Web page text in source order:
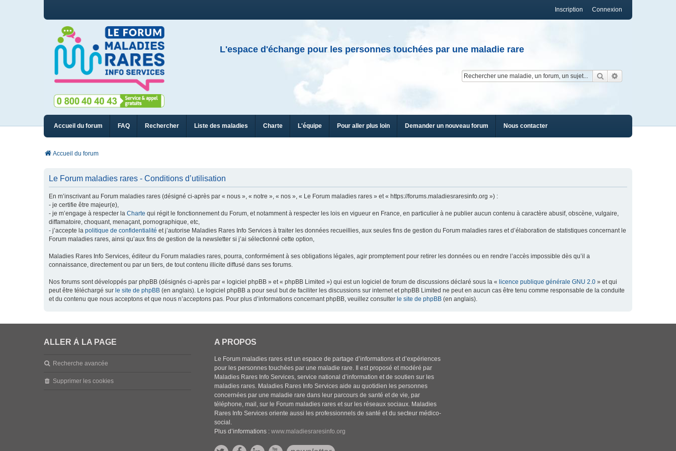
Connexion
Inscription
L'espace d'échange pour les personnes touchées par une maladie rare
Rechercher
Accueil du forum FAQ Rechercher Liste des maladies Charte L'équipe Pour aller plus loin Demander un nouveau forum Nous contacter
Accueil du forum
Le Forum maladies rares - Conditions d’utilisation
En m’inscrivant au Forum maladies rares (désigné ci-après par « nous », « notre », « nos », « Le Forum maladies rares » et « https://forums.maladiesraresinfo.org ») :
- je certifie être majeur(e),
- je m’engage à respecter la Charte qui régit le fonctionnement du Forum, et notamment à respecter les lois en vigueur en France, en particulier à ne publier aucun contenu à caractère abusif, obscène, vulgaire,
diffamatoire, choquant, menaçant, pornographique, etc,
- j’accepte la politique de confidentialité et j’autorise Maladies Rares Info Services à traiter les données recueillies, aux seules fins de gestion du Forum maladies rares et d’élaboration de statistiques concernant le
Forum maladies rares, ainsi qu’aux fins de gestion de la newsletter si j’ai sélectionné cette option,
Maladies Rares Info Services, éditeur du Forum maladies rares, pourra, conformément à ses obligations légales, agir promptement pour retirer les données ou en rendre l’accès impossible dès qu’il a
connaissance, directement ou par un tiers, de tout contenu illicite diffusé dans ses forums.
Nos forums sont développés par phpBB (désignés ci-après par « logiciel phpBB » et « phpBB Limited ») qui est un logiciel de forum de discussions déclaré sous la « licence publique générale GNU 2.0 » et qui
peut être téléchargé sur le site de phpBB (en anglais). Le logiciel phpBB a pour seul but de faciliter les discussions sur internet et phpBB Limited ne peut en aucun cas être tenu comme responsable de la conduite
et du contenu que nous acceptons et que nous n’acceptons pas. Pour plus d’informations concernant phpBB, veuillez consulter le site de phpBB (en anglais).
ALLER À LA PAGE
Recherche avancée
Supprimer les cookies
A PROPOS
Le Forum maladies rares est un espace de partage d’informations et d’expériences
pour les personnes touchées par une maladie rare. Il est proposé et modéré par
Maladies Rares Info Services, service national d’information et de soutien sur les
maladies rares. Maladies Rares Info Services aide au quotidien les personnes
concernées par une maladie rare dans leur parcours de santé et de vie, par
téléphone, mail, sur le Forum maladies rares et sur les réseaux sociaux. Maladies
Rares Info Services oriente aussi les professionnels de santé et du secteur médico-
social.
Plus d’informations :www.maladiesraresinfo.org